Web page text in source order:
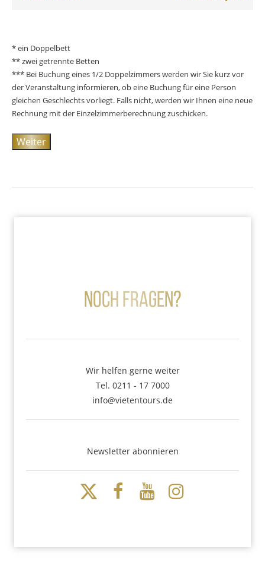
* ein Doppelbett
** zwei getrennte Betten
*** Bei Buchung eines 1/2 Doppelzimmers werden wir Sie kurz vor
der Veranstaltung informieren, ob eine Buchung für eine Person
gleichen Geschlechts vorliegt. Falls nicht, werden wir Ihnen eine neue
Rechnung mit der Einzelzimmerberechnung zuschicken.
Weiter
Noch Fragen?
Wir helfen gerne weiter
Tel. 0211 - 17 7000
info@vietentours.de
Newsletter abonnieren